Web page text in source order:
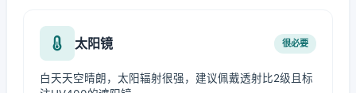
太阳镜 很必要
白天天空晴朗，太阳辐射很强，建议佩戴透射比2级且标